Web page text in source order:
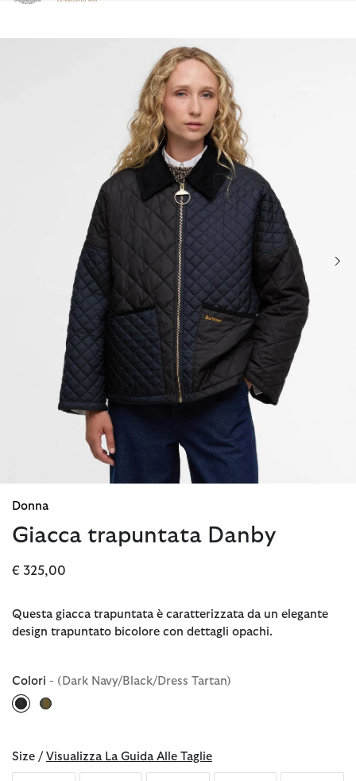
Clicca per visualizzare la nostra Dichiarazione di Accessibilità
Donna
Giacca trapuntata Danby
€ 325,00
Questa giacca trapuntata è caratterizzata da un elegante
design trapuntato bicolore con dettagli opachi.
Colori - (Dark Navy/Black/Dress Tartan)
Size / Visualizza La Guida Alle Taglie